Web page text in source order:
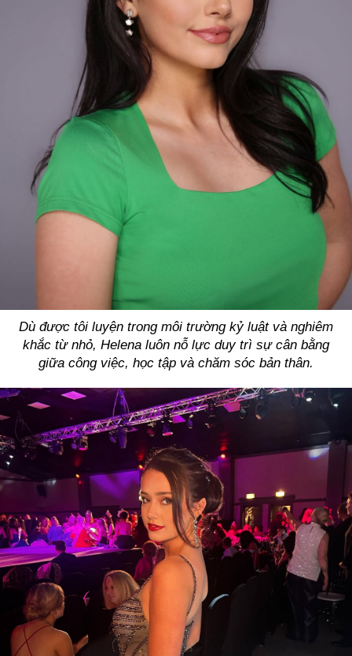
Dù được tôi luyện trong môi trường kỷ luật và nghiêm
khắc từ nhỏ, Helena luôn nỗ lực duy trì sự cân bằng
giữa công việc, học tập và chăm sóc bản thân.